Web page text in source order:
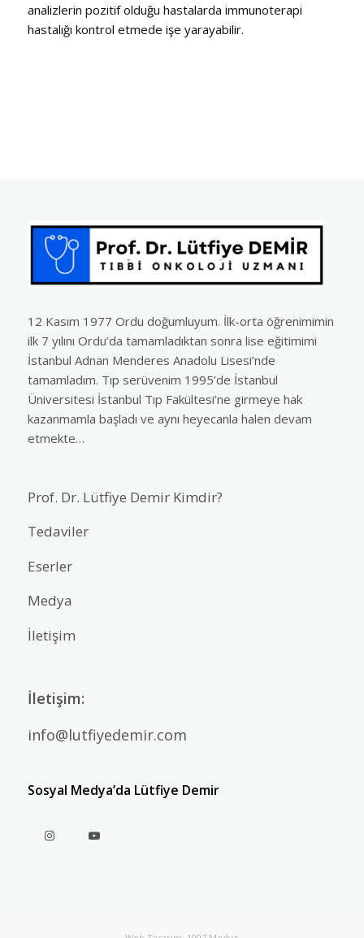
analizlerin pozitif olduğu hastalarda immunoterapi
hastalığı kontrol etmede işe yarayabilir.
12 Kasım 1977 Ordu doğumluyum. İlk-orta öğrenimimin
ilk 7 yılını Ordu’da tamamladıktan sonra lise eğitimimi
İstanbul Adnan Menderes Anadolu Lisesi’nde
tamamladım. Tıp serüvenim 1995’de İstanbul
Üniversitesi İstanbul Tıp Fakültesi’ne girmeye hak
kazanmamla başladı ve aynı heyecanla halen devam
etmekte…
Prof. Dr. Lütfiye Demir Kimdir?
Tedaviler
Eserler
Medya
İletişim
İletişim:
info@lutfiyedemir.com
Sosyal Medya’da Lütfiye Demir